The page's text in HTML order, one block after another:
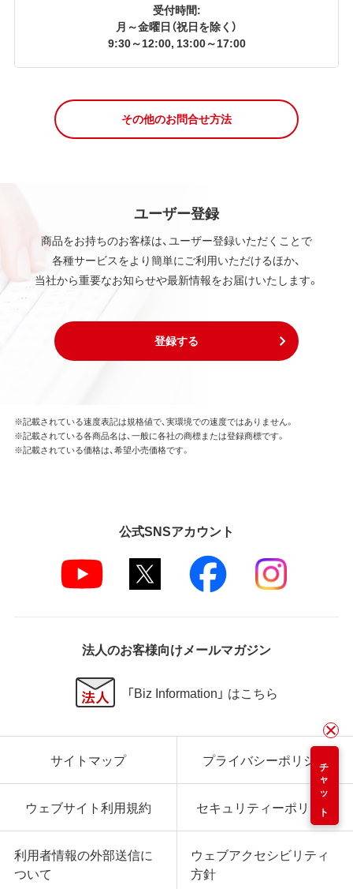
受付時間:
月～金曜日（祝日を除く）
9:30～12:00, 13:00～17:00
その他のお問合せ方法
ユーザー登録
商品をお持ちのお客様は、ユーザー登録いただくことで
各種サービスをより簡単にご利用いただけるほか、
当社から重要なお知らせや最新情報をお届けいたします。
登録する
チャット
※記載されている速度表記は規格値で、実環境での速度ではありません。
※記載されている各商品名は、一般に各社の商標または登録商標です。
※記載されている価格は、希望小売価格です。
公式SNSアカウント
法人のお客様向けメールマガジン
「Biz Information」 はこちら
サイトマップ プライバシーポリシー
ウェブサイト利用規約 セキュリティーポリシー
利用者情報の外部送信に
ついて
ウェブアクセシビリティ
方針